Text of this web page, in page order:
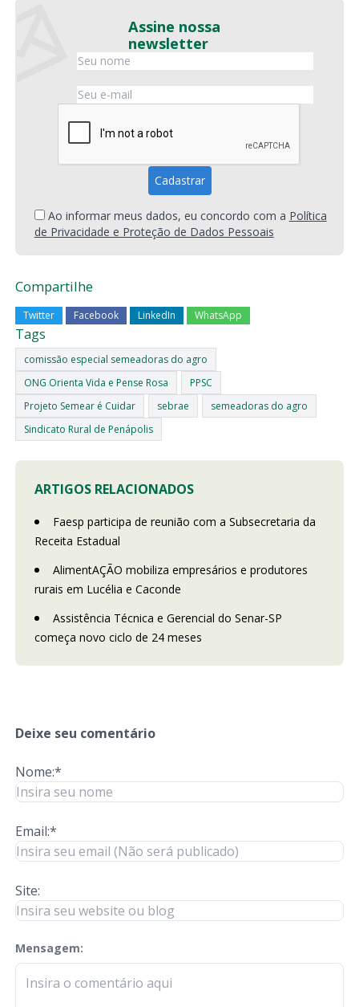
Assine nossa
newsletter
Ao informar meus dados, eu concordo com a Política
de Privacidade e Proteção de Dados Pessoais
Compartilhe
Twitter Facebook LinkedIn WhatsApp
Tags
comissão especial semeadoras do agro
ONG Orienta Vida e Pense Rosa
PPSC
Projeto Semear é Cuidar
sebrae
semeadoras do agro
Sindicato Rural de Penápolis
ARTIGOS RELACIONADOS
Faesp participa de reunião com a Subsecretaria da
Receita Estadual
AlimentAÇÃO mobiliza empresários e produtores
rurais em Lucélia e Caconde
Assistência Técnica e Gerencial do Senar-SP
começa novo ciclo de 24 meses
Deixe seu comentário
Nome:*
Email:*
Site:
Mensagem:
check-terms